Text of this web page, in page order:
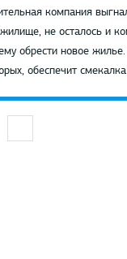
компания
не осталось и
обрести новое
обеспечит